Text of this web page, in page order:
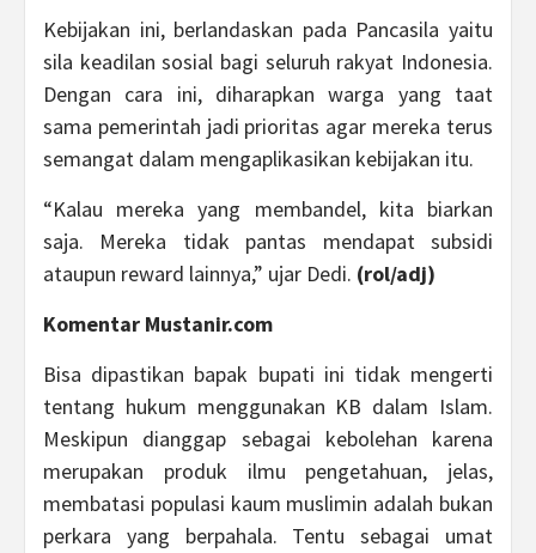
Kebijakan ini, berlandaskan pada Pancasila yaitu
sila keadilan sosial bagi seluruh rakyat Indonesia.
Dengan cara ini, diharapkan warga yang taat
sama pemerintah jadi prioritas agar mereka terus
semangat dalam mengaplikasikan kebijakan itu.
“Kalau mereka yang membandel, kita biarkan
saja. Mereka tidak pantas mendapat subsidi
ataupun reward lainnya,” ujar Dedi. (rol/adj)
Komentar Mustanir.com
Bisa dipastikan bapak bupati ini tidak mengerti
tentang hukum menggunakan KB dalam Islam.
Meskipun dianggap sebagai kebolehan karena
merupakan produk ilmu pengetahuan, jelas,
membatasi populasi kaum muslimin adalah bukan
perkara yang berpahala. Tentu sebagai umat